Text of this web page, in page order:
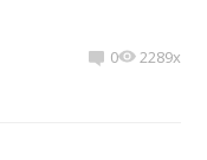
0 2289x